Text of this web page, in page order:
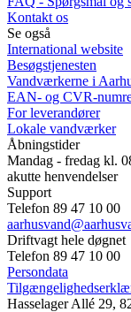
Kontakt os
Se også
International website
Besøgstjenesten
Vandværkerne i
EAN- og CVR-
For leverandører
Lokale vandværker
Åbningstider
Mandag - fredag kl.
akutte henvendelser
Support
Telefon 89 47 10 00
Driftvagt hele døgnet
Telefon 89 47 10 00
Persondata
Hasselager Allé 29,